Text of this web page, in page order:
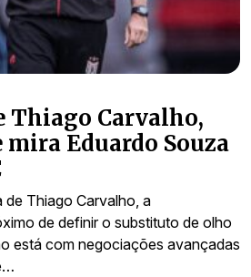
Thiago Carvalho,
mira Eduardo Souza
de Thiago Carvalho, a
de definir o substituto de olho
está com negociações avançadas